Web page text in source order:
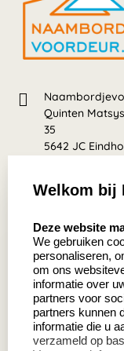
Quinten
35
5642 JC
639
Zakelijk:
Aanvraag op
Cadeaubonnen
Welkom bij
Deze website
We gebruiken
personaliseren,
om ons
informatie over
partners voor
partners kunnen
informatie die u
verzameld op